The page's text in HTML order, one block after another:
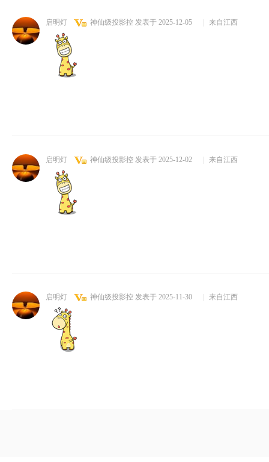
启明灯 神仙级投影控 发表于 2025-12-05 来自江西
启明灯 神仙级投影控 发表于 2025-12-02 来自江西
启明灯 神仙级投影控 发表于 2025-11-30 来自江西